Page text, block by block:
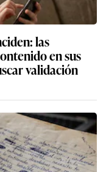
las
en sus
validación